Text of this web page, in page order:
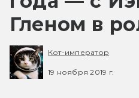
Гленом в
Кот-император
19 ноября 2019 г.